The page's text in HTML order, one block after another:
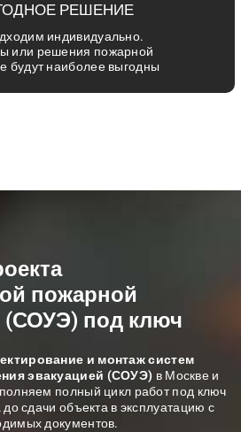
РЕШЕНИЕ
индивидуально.
или решения пожарной
будут наиболее выгодны
пожарной
(СОУЭ) под ключ
и монтажсистем
эвакуацией (СОУЭ) в Москве и
полный цикл работ под ключ
сдачи объекта в эксплуатацию с
документов.